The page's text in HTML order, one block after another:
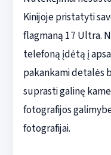
Kinijoje pristatyti
flagmaną 17 Ultra.
telefoną įdėtą į
pakankami detalės
suprasti galinę
fotografijos
fotografijai.